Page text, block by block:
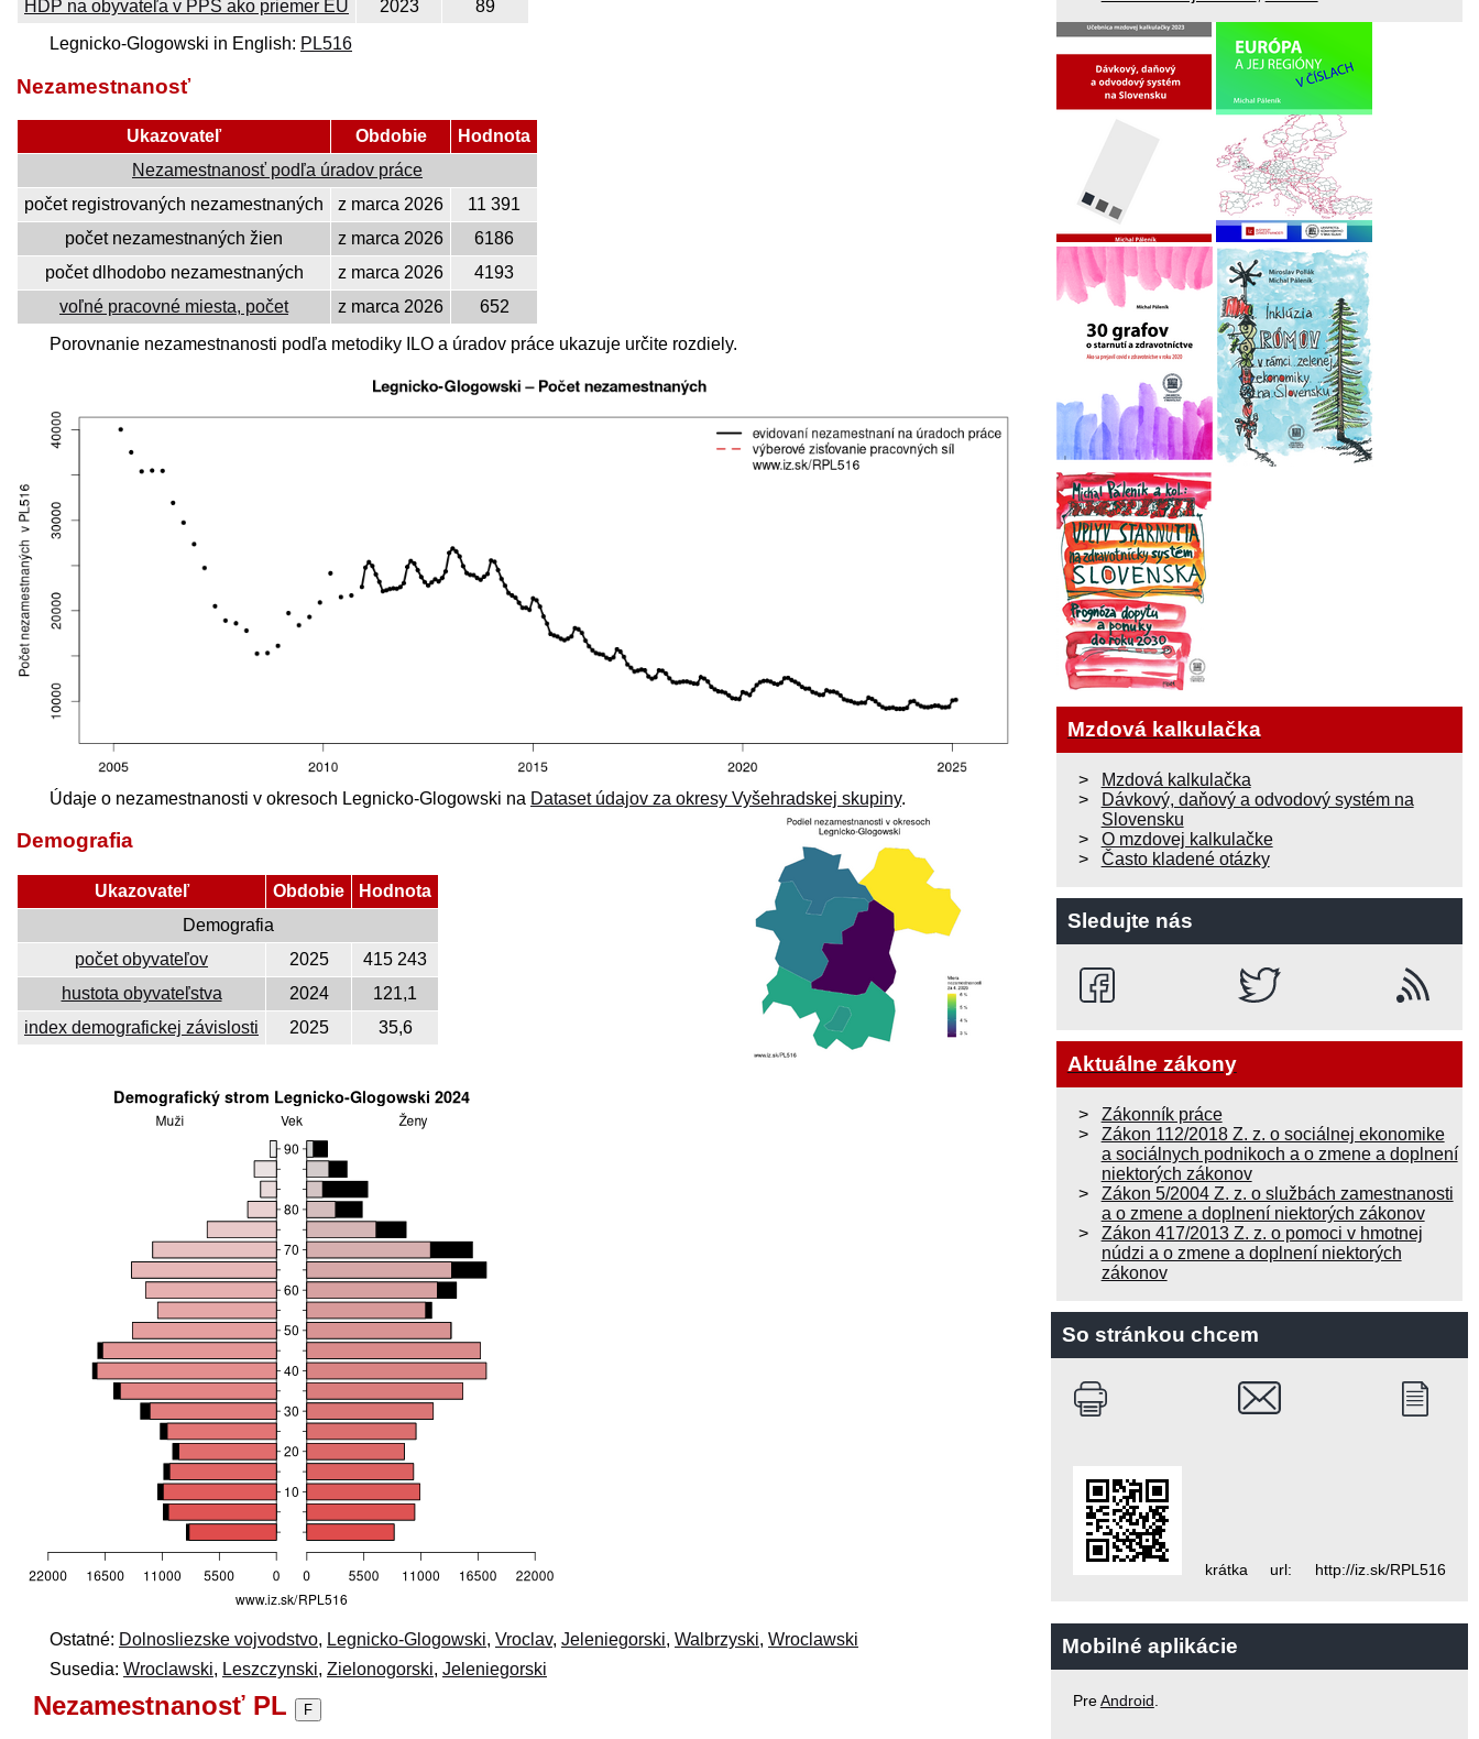
HDP na obyvateľa v PPS ako priemer EÚ 2023
89
Legnicko-Glogowski in English: PL516
Nezamestnanosť
Ukazovateľ Obdobie
Hodnota
Nezamestnanosť podľa úradov práce
počet registrovaných nezamestnaných
z marca 2026
11 391
počet nezamestnaných žien
z marca 2026
6186
počet dlhodobo nezamestnaných
z marca 2026
4193
voľné pracovné miesta, počet
z marca 2026
652
Porovnanie nezamestnanosti podľa metodiky ILO a úradov práce ukazuje určite rozdiely.
Údaje o nezamestnanosti v okresoch Legnicko-Glogowski na Dataset údajov za okresy Vyšehradskej skupiny.
Demografia
Ukazovateľ Obdobie
Hodnota
Demografia
počet obyvateľov
2025
415 243
hustota obyvateľstva
2024
121,1
index demografickej závislosti
2025 35,6
Ostatné: Dolnosliezske vojvodstvo, Legnicko-Glogowski, Vroclav, Jeleniegorski, Walbrzyski, Wroclawski
Susedia: Wroclawski, Leszczynski, Zielonogorski, Jeleniegorski
Nezamestnanosť PL F
Mzdová kalkulačka
Mzdová kalkulačka
Dávkový, daňový a odvodový systém na
Slovensku
O mzdovej kalkulačke
Často kladené otázky
Sledujte nás
Aktuálne zákony
Zákonník práce
Zákon 112/2018 Z. z. o sociálnej ekonomike
a sociálnych podnikoch a o zmene a doplnení
niektorých zákonov
Zákon 5/2004 Z. z. o službách zamestnanosti
a o zmene a doplnení niektorých zákonov
Zákon 417/2013 Z. z. o pomoci v hmotnej
núdzi a o zmene a doplnení niektorých
zákonov
So stránkou chcem
krátka url: http://iz.sk/RPL516
Mobilné aplikácie
PreAndroid